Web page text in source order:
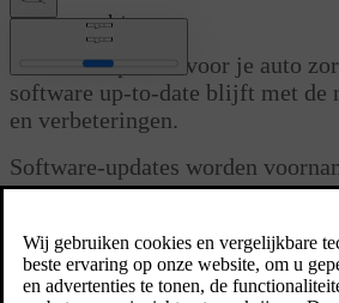
Bijgewerkt 24/06/2026
Software-updates
Software-updates voor je auto
software up-to-date blijft met de
en verbeteringen.
Software-updates worden
(OTA) uitgevoerd. Als er geen
nieuwste versie.